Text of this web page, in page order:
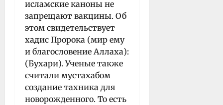
исламские каноны не
запрещают вакцины. Об
этом свидетельствует
хадис Пророка (мир ему
и благословение Аллаха):
(Бухари). Ученые также
считали мустахабом
создание тахника для
новорожденного. То есть